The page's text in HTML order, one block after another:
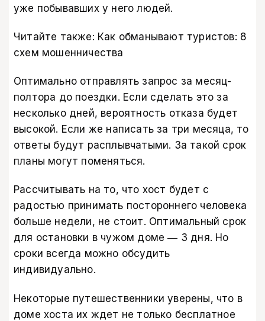
уже побывавших у него людей.
Читайте также: Как обманывают туристов: 8
схем мошенничества
Оптимально отправлять запрос за месяц-
полтора до поездки. Если сделать это за
несколько дней, вероятность отказа будет
высокой. Если же написать за три месяца, то
ответы будут расплывчатыми. За такой срок
планы могут поменяться.
Рассчитывать на то, что хост будет с
радостью принимать постороннего человека
больше недели, не стоит. Оптимальный срок
для остановки в чужом доме ― 3 дня. Но
сроки всегда можно обсудить
индивидуально.
Некоторые путешественники уверены, что в
доме хоста их ждет не только бесплатное